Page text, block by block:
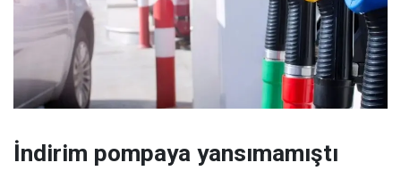
İndirim pompaya yansımamıştı